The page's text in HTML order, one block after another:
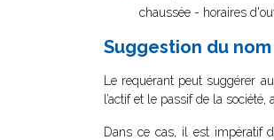
chaussée - horaires
Suggestion du nom
Le requérant peut suggérer
l’actif et le passif de la
Dans ce cas, il est impératif